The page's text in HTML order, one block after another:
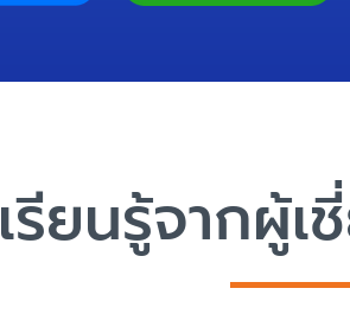
เรียนรู้จากผู้